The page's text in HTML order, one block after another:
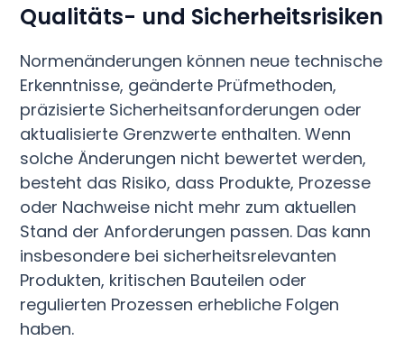
Qualitäts- und Sicherheitsrisiken
Normenänderungen können neue technische
Erkenntnisse, geänderte Prüfmethoden,
präzisierte Sicherheitsanforderungen oder
aktualisierte Grenzwerte enthalten. Wenn
solche Änderungen nicht bewertet werden,
besteht das Risiko, dass Produkte, Prozesse
oder Nachweise nicht mehr zum aktuellen
Stand der Anforderungen passen. Das kann
insbesondere bei sicherheitsrelevanten
Produkten, kritischen Bauteilen oder
regulierten Prozessen erhebliche Folgen
haben.